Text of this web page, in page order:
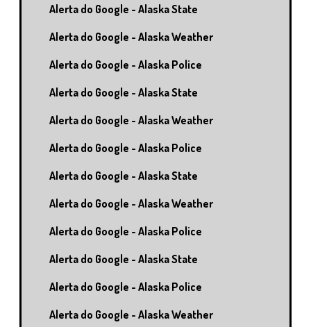
Alerta do Google - Alaska State
Alerta do Google - Alaska Weather
Alerta do Google - Alaska Police
Alerta do Google - Alaska State
Alerta do Google - Alaska Weather
Alerta do Google - Alaska Police
Alerta do Google - Alaska State
Alerta do Google - Alaska Weather
Alerta do Google - Alaska Police
Alerta do Google - Alaska State
Alerta do Google - Alaska Police
Alerta do Google - Alaska Weather